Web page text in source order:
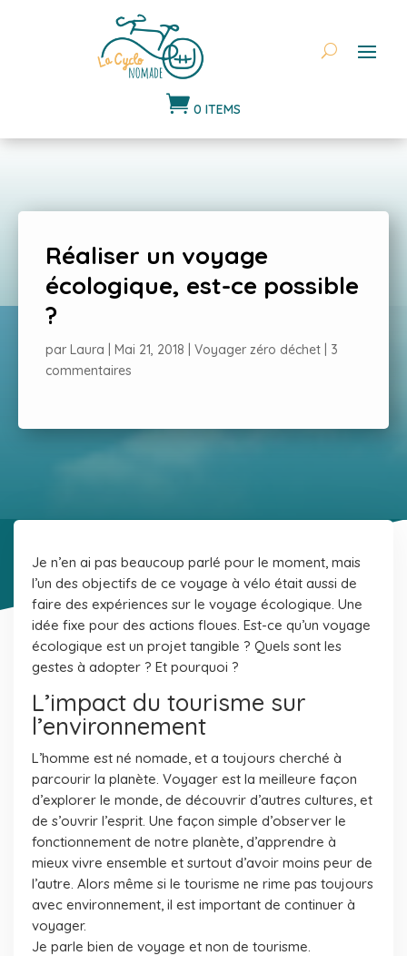
 0 ITEMS
Réaliser un voyage
écologique, est-ce possible
?
par Laura Mai 21, 2018 Voyager zéro déchet
3
commentaires
Je n’en ai pas beaucoup parlé pour le moment, mais
l’un des objectifs de ce voyage à vélo était aussi de
faire des expériences sur le voyage écologique. Une
idée fixe pour des actions floues. Est-ce qu’un voyage
écologique est un projet tangible ? Quels sont les
gestes à adopter ? Et pourquoi ?
L’impact du tourisme sur
l’environnement
L’homme est né nomade, et a toujours cherché à
parcourir la planète. Voyager est la meilleure façon
d’explorer le monde, de découvrir d’autres cultures, et
de s’ouvrir l’esprit. Une façon simple d’observer le
fonctionnement de notre planète, d’apprendre à
mieux vivre ensemble et surtout d’avoir moins peur de
l’autre. Alors même si le tourisme ne rime pas toujours
avec environnement, il est important de continuer à
voyager.
Je parle bien de voyage et non de tourisme.